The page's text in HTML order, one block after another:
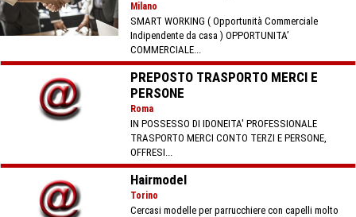
Milano
SMART WORKING ( Opportunità Commerciale
Indipendente da casa ) OPPORTUNITA’
COMMERCIALE...
PREPOSTO TRASPORTO MERCI E
PERSONE
Roma
IN POSSESSO DI IDONEITA' PROFESSIONALE
TRASPORTO MERCI CONTO TERZI E PERSONE,
OFFRESI...
Hairmodel
Torino
Cercasi modelle per parrucchiere con capelli molto